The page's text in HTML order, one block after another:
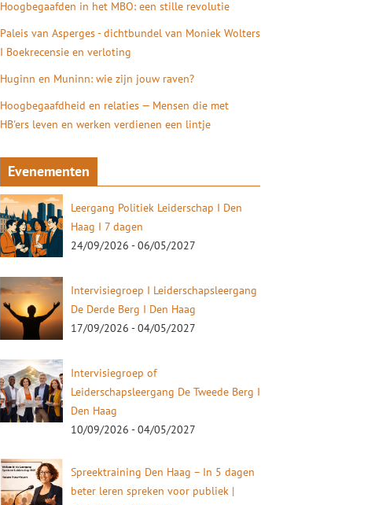
Hoogbegaafden in het MBO: een stille revolutie
Paleis van Asperges - dichtbundel van Moniek Wolters
I Boekrecensie en verloting
Huginn en Muninn: wie zijn jouw raven?
Hoogbegaafdheid en relaties — Mensen die met
HB'ers leven en werken verdienen een lintje
Evenementen
Leergang Politiek Leiderschap I Den
Haag I 7 dagen
24/09/2026 - 06/05/2027
Intervisiegroep I Leiderschapsleergang
De Derde Berg I Den Haag
17/09/2026 - 04/05/2027
Intervisiegroep of
Leiderschapsleergang De Tweede Berg I
Den Haag
10/09/2026 - 04/05/2027
Spreektraining Den Haag – In 5 dagen
beter leren spreken voor publiek |